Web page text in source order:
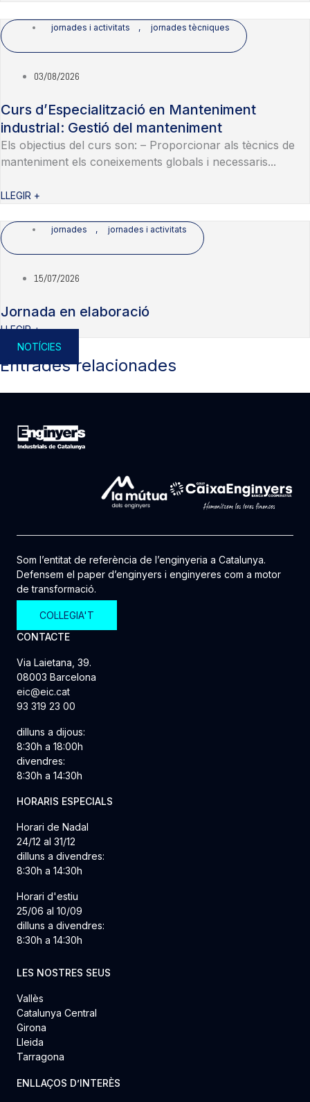
jornades i activitats , jornades tècniques
03/08/2026
Curs d’Especialització en Manteniment
industrial: Gestió del manteniment
Els objectius del curs son: – Proporcionar als tècnics de
manteniment els coneixements globals i necessaris...
LLEGIR +
jornades , jornades i activitats
15/07/2026
Jornada en elaboració
LLEGIR +
NOTÍCIES
Entrades relacionades
Som l’entitat de referència de l’enginyeria a Catalunya.
Defensem el paper d’enginyers i enginyeres com a motor
de transformació.
COL·LEGIA'T
CONTACTE
Via Laietana, 39.
08003 Barcelona
eic@eic.cat
93 319 23 00
dilluns a dijous:
8:30h a 18:00h
divendres:
8:30h a 14:30h
HORARIS ESPECIALS
Horari de Nadal
24/12 al 31/12
dilluns a divendres:
8:30h a 14:30h
Horari d'estiu
25/06 al 10/09
dilluns a divendres:
8:30h a 14:30h
LES NOSTRES SEUS
Vallès
Catalunya Central
Girona
Lleida
Tarragona
ENLLAÇOS D’INTERÈS